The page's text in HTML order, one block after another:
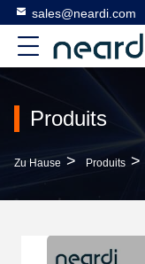
sales@neardi.com
Produits
Zu Hause > Produits >